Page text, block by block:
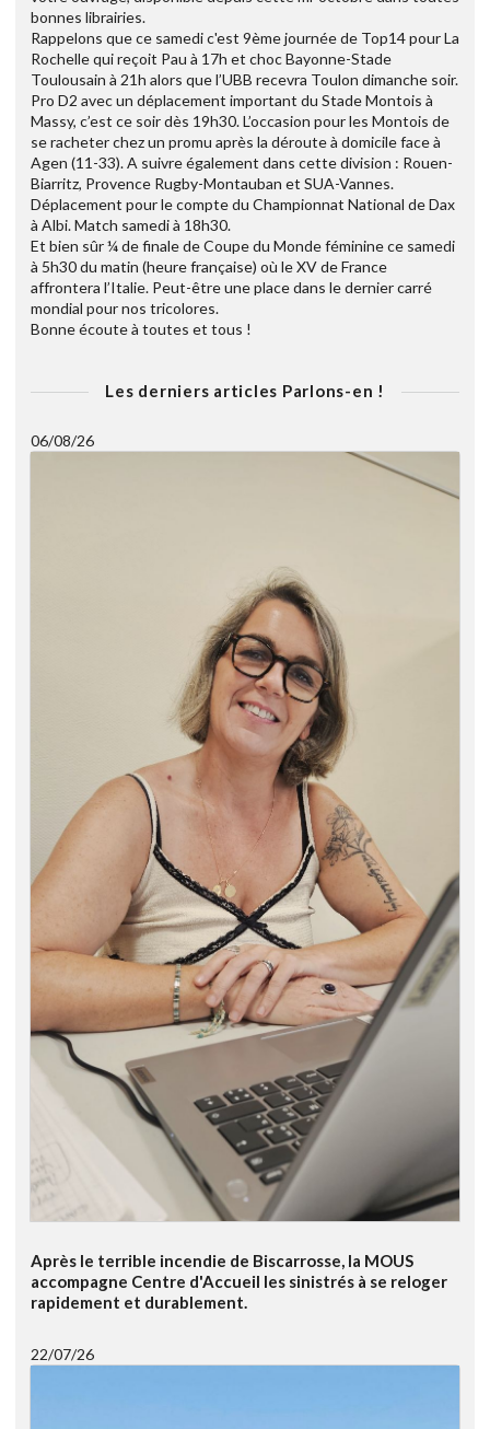
bonnes librairies.
Rappelons que ce samedi c'est 9ème journée de Top14 pour La
Rochelle qui reçoit Pau à 17h et choc Bayonne-Stade
Toulousain à 21h alors que l’UBB recevra Toulon dimanche soir.
Pro D2 avec un déplacement important du Stade Montois à
Massy, c’est ce soir dès 19h30. L’occasion pour les Montois de
se racheter chez un promu après la déroute à domicile face à
Agen (11-33). A suivre également dans cette division : Rouen-
Biarritz, Provence Rugby-Montauban et SUA-Vannes.
Déplacement pour le compte du Championnat National de Dax
à Albi. Match samedi à 18h30.
Et bien sûr ¼ de finale de Coupe du Monde féminine ce samedi
à 5h30 du matin (heure française) où le XV de France
affrontera l’Italie. Peut-être une place dans le dernier carré
mondial pour nos tricolores.
Bonne écoute à toutes et tous !
Les derniers articles Parlons-en !
06/08/26
Après le terrible incendie de Biscarrosse, la MOUS
accompagne Centre d'Accueil les sinistrés à se reloger
rapidement et durablement.
22/07/26